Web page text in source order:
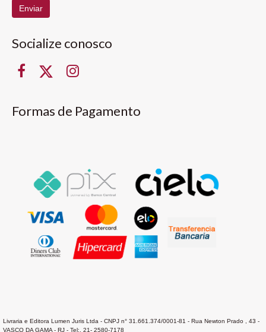
Enviar
Socialize conosco
Formas de Pagamento
Livraria e Editora Lumen Juris Ltda - CNPJ n° 31.661.374/0001-81 - Rua Newton Prado , 43 -
VASCO DA GAMA - RJ - Tel:. 21- 2580-7178